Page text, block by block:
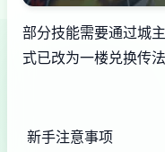
部分技能需要通过城
式已改为一楼兑换传
新手注意事项